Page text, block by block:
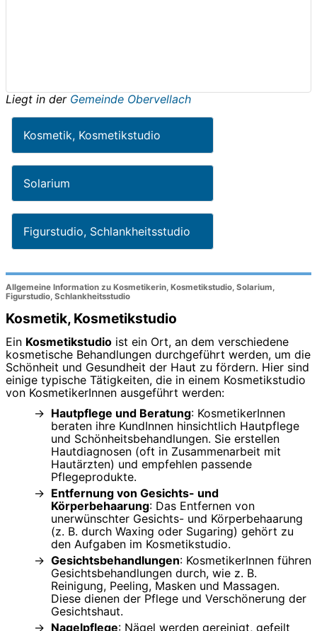
Liegt in der Gemeinde Obervellach
Kosmetik, Kosmetikstudio
Solarium
Figurstudio, Schlankheitsstudio
Allgemeine Information zu Kosmetikerin, Kosmetikstudio, Solarium,
Figurstudio, Schlankheitsstudio
Kosmetik, Kosmetikstudio
Ein Kosmetikstudio ist ein Ort, an dem verschiedene
kosmetische Behandlungen durchgeführt werden, um die
Schönheit und Gesundheit der Haut zu fördern. Hier sind
einige typische Tätigkeiten, die in einem Kosmetikstudio
von KosmetikerInnen ausgeführt werden:
Hautpflege und Beratung: KosmetikerInnen
beraten ihre KundInnen hinsichtlich Hautpflege
und Schönheitsbehandlungen. Sie erstellen
Hautdiagnosen (oft in Zusammenarbeit mit
Hautärzten) und empfehlen passende
Pflegeprodukte.
Entfernung von Gesichts- und
Körperbehaarung: Das Entfernen von
unerwünschter Gesichts- und Körperbehaarung
(z. B. durch Waxing oder Sugaring) gehört zu
den Aufgaben im Kosmetikstudio.
Gesichtsbehandlungen: KosmetikerInnen führen
Gesichtsbehandlungen durch, wie z. B.
Reinigung, Peeling, Masken und Massagen.
Diese dienen der Pflege und Verschönerung der
Gesichtshaut.
Nagelpflege: Nägel werden gereinigt, gefeilt